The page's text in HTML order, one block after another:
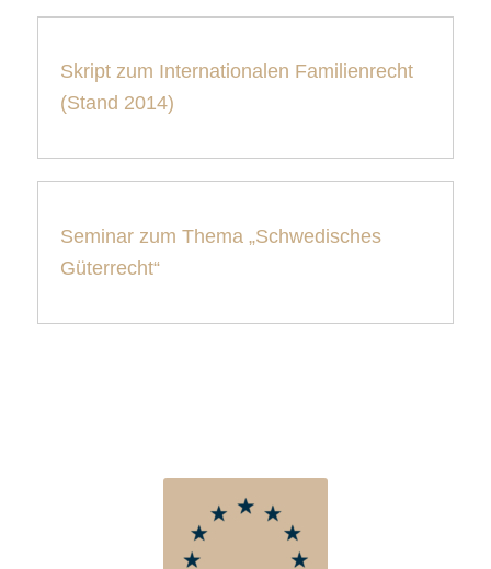
Skript zum Internationalen Familienrecht
(Stand 2014)
Seminar zum Thema „Schwedisches
Güterrecht“